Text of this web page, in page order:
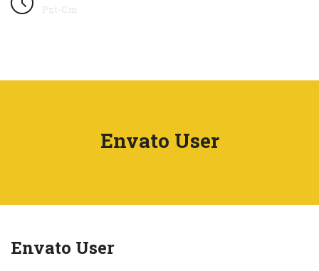
Pzt-Cm
Envato User
Envato User